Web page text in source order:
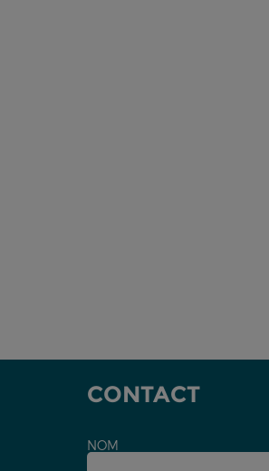
CONTACT
NOM